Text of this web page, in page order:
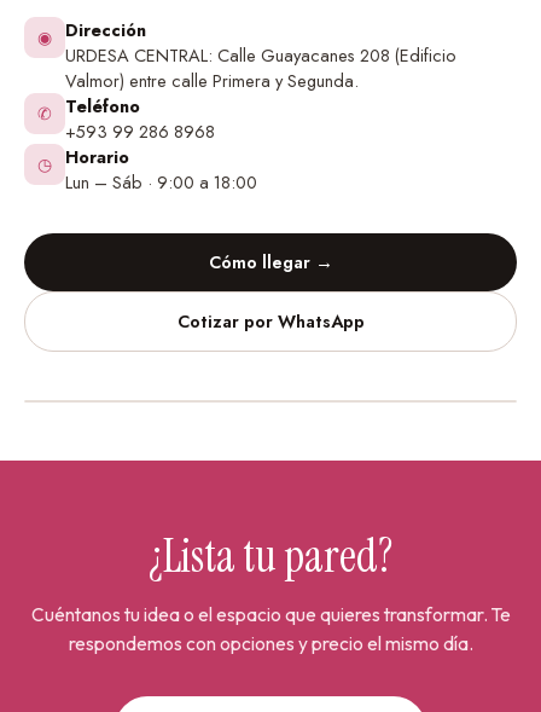
◉ Dirección
URDESA CENTRAL: Calle Guayacanes 208 (Edificio
Valmor) entre calle Primera y Segunda.
✆
Teléfono
+593 99 286 8968
◷ Horario
Lun – Sáb · 9:00 a 18:00
Cómo llegar →
Cotizar por WhatsApp
Vinilos Decorativos
¿Lista tu pared?
Cuéntanos tu idea o el espacio que quieres transformar. Te
respondemos con opciones y precio el mismo día.